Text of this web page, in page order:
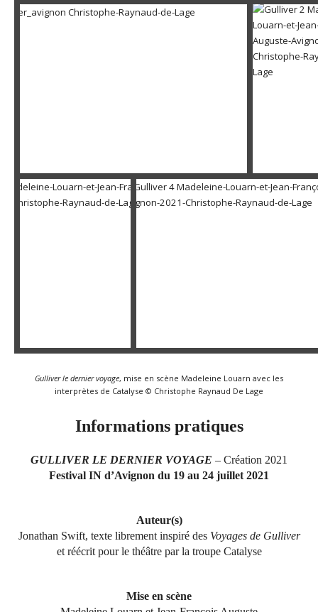
Gulliver le dernier voyage, mise en scène Madeleine Louarn avec les
interprètes de Catalyse © Christophe Raynaud De Lage
Informations pratiques
GULLIVER LE DERNIER VOYAGE – Création 2021
Festival IN d’Avignon du 19 au 24 juillet 2021
Auteur(s)
Jonathan Swift, texte librement inspiré des Voyages de Gulliver
et réécrit pour le théâtre par la troupe Catalyse
Mise en scène